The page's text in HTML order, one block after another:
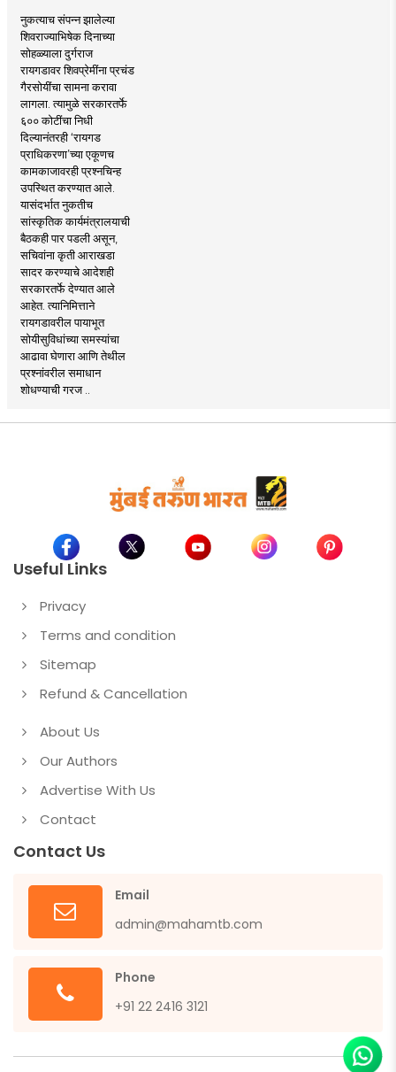
नुकत्याच संपन्न झालेल्या
शिवराज्याभिषेक दिनाच्या
सोहळ्याला दुर्गराज
रायगडावर शिवप्रेमींना प्रचंड
गैरसोयींचा सामना करावा
लागला. त्यामुळे सरकारतर्फे
६०० कोटींचा निधी
दिल्यानंतरही ‘रायगड
प्राधिकरणा’च्या एकूणच
कामकाजावरही प्रश्नचिन्ह
उपस्थित करण्यात आले.
यासंदर्भात नुकतीच
सांस्कृतिक कार्यमंत्रालयाची
बैठकही पार पडली असून,
सचिवांना कृती आराखडा
सादर करण्याचे आदेशही
सरकारतर्फे देण्यात आले
आहेत. त्यानिमित्ताने
रायगडावरील पायाभूत
सोयीसुविधांच्या समस्यांचा
आढावा घेणारा आणि तेथील
प्रश्नांवरील समाधान
शोधण्याची गरज ..
Useful Links
Privacy
Terms and condition
Sitemap
Refund & Cancellation
About Us
Our Authors
Advertise With Us
Contact
Contact Us
Email
admin@mahamtb.com
Phone
+91 22 2416 3121